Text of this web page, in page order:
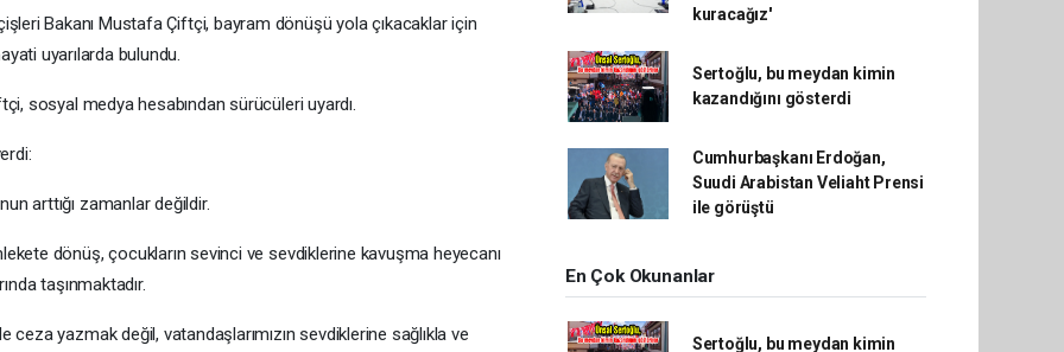
Bakanı Mustafa Çiftçi, bayram dönüşü yola çıkacaklar için
uyarılarda bulundu.
sosyal medya hesabından sürücüleri uyardı.
arttığı zamanlar değildir.
dönüş, çocukların sevinci ve sevdiklerine kavuşma heyecanı
taşınmaktadır.
ceza yazmak değil, vatandaşlarımızın sevdiklerine sağlıkla ve
kuracağız'
Sertoğlu, bu meydan kimin
kazandığını gösterdi
Cumhurbaşkanı Erdoğan,
Suudi Arabistan Veliaht Prensi
ile görüştü
En Çok Okunanlar
Sertoğlu, bu meydan kimin